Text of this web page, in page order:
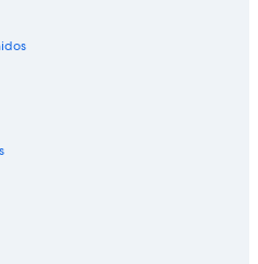
en Centro de Denver
Denver